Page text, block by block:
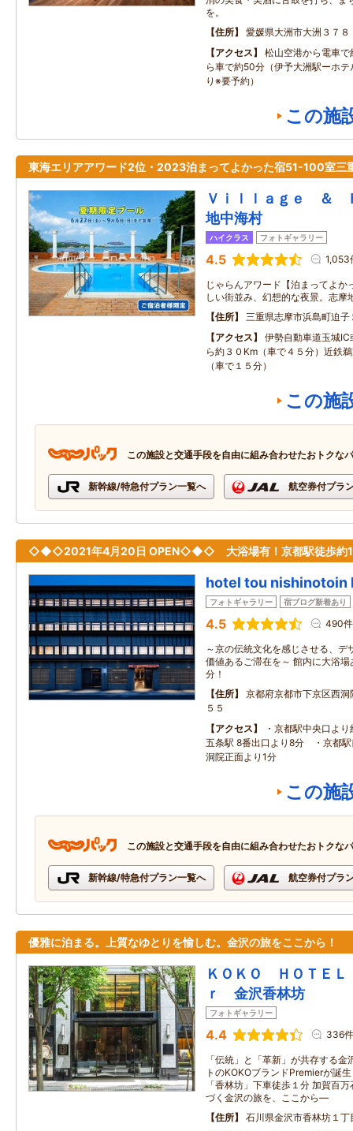
を。
住所
愛媛県大洲市大洲３７８
アクセス
松山空港から電車
ら車で約50分（伊予大洲駅ーホ
り※要予約）
この施
東海エリアアワード2位・2023泊まってよかった宿51-100室三
Ｖｉｌｌａｇｅ ＆
地中海村
ハイクラス フォトギャラリー
4.5 1,053
じゃらんアワード【泊まってよか
しい街並み、幻想的な夜景。志摩
住所
三重県志摩市浜島町迫子
アクセス
伊勢自動車道玉城
ら約３０Km（車で４５分）近鉄
（車で１５分）
この施
この施設と交通手段を自由に組み合わせたおトクな
新幹線/特急付プラン一覧へ 航空券付プラ
◇◆◇2021年4月20日 OPEN◇◆◇ 大浴場有！京都駅徒歩約
hotel tou nishinotoin
フォトギャラリー 宿ブログ新着あり
4.5 490件
～京の伝統文化を感じさせる、デ
価値あるご滞在を～ 館内に大浴
分！
住所
京都府京都市下京区西
５５
アクセス
・京都駅中央口よ
五条駅 8番出口より8分 ・京都
洞院正面より1分
この施
この施設と交通手段を自由に組み合わせたおトクな
新幹線/特急付プラン一覧へ 航空券付プラ
優雅に泊まる。上質なゆとりを愉しむ。金沢の旅をここから！
ＫＯＫＯ ＨＯＴＥ
ｒ 金沢香林坊
フォトギャラリー
4.4 336件
「伝統」と「革新」が共存する
トのKOKOブランドPremierが誕
「香林坊」下車徒歩１分 加賀百
づく金沢の旅を、ここから―
住所
石川県金沢市香林坊１丁